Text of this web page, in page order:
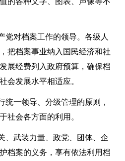
对档案工作的领导。各级人
把档案事业纳入国民经济和社
展经费列入政府预算，确保档
会发展水平相适应。
一领导、分级管理的原则，
社会各方面的利用。
、武装力量、政党、团体、企
档案的义务，享有依法利用档